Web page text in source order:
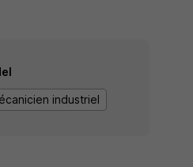
industriel